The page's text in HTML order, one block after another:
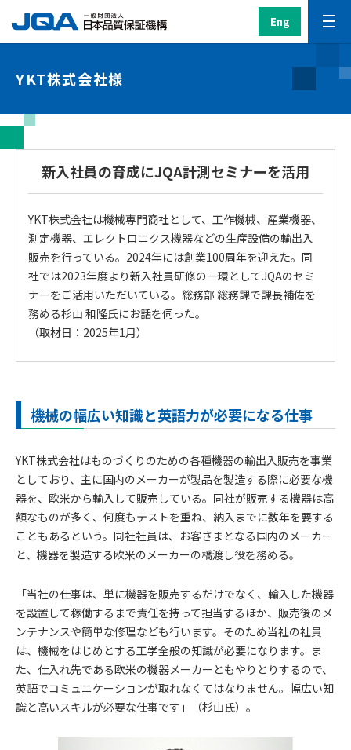
Eng
YKT株式会社様
新入社員の育成にJQA計測セミナーを活用
YKT株式会社は機械専門商社として、工作機械、産業機器、
測定機器、エレクトロニクス機器などの生産設備の輸出入
販売を行っている。2024年には創業100周年を迎えた。同
社では2023年度より新入社員研修の一環としてJQAのセミ
ナーをご活用いただいている。総務部 総務課で課長補佐を
務める杉山 和隆氏にお話を伺った。
（取材日：2025年1月）
機械の幅広い知識と英語力が必要になる仕事
YKT株式会社はものづくりのための各種機器の輸出入販売を事業
としており、主に国内のメーカーが製品を製造する際に必要な機
器を、欧米から輸入して販売している。同社が販売する機器は高
額なものが多く、何度もテストを重ね、納入までに数年を要する
こともあるという。同社社員は、お客さまとなる国内のメーカー
と、機器を製造する欧米のメーカーの橋渡し役を務める。
「当社の仕事は、単に機器を販売するだけでなく、輸入した機器
を設置して稼働するまで責任を持って担当するほか、販売後のメ
ンテナンスや簡単な修理なども行います。そのため当社の社員
は、機械をはじめとする工学全般の知識が必要になります。ま
た、仕入れ先である欧米の機器メーカーともやりとりするので、
英語でコミュニケーションが取れなくてはなりません。幅広い知
識と高いスキルが必要な仕事です」（杉山氏）。